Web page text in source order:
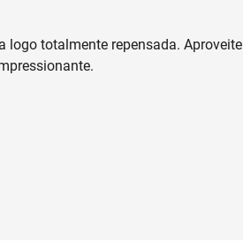
logo totalmente repensada. Aproveite